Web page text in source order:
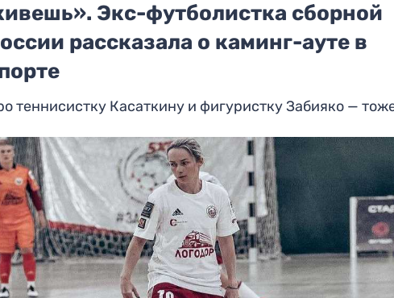
Экс-футболистка сборной
рассказала о каминг-ауте в
теннисистку Касаткину и фигуристку Забияко —